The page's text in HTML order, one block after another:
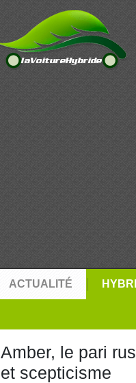
ACTUALITÉ
Amber, le pari
et scepticisme